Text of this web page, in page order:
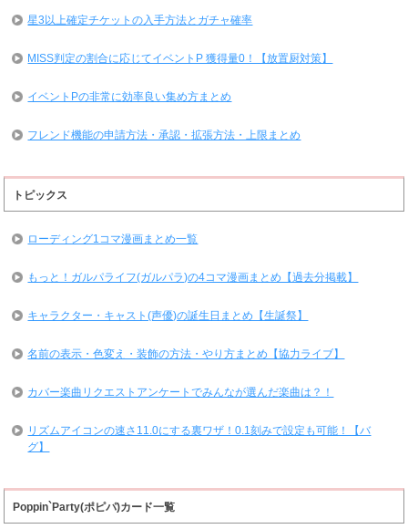
星3以上確定チケットの入手方法とガチャ確率
MISS判定の割合に応じてイベントP 獲得量0！【放置厨対策】
イベントPの非常に効率良い集め方まとめ
フレンド機能の申請方法・承認・拡張方法・上限まとめ
トピックス
ローディング1コマ漫画まとめ一覧
もっと！ガルパライフ(ガルパラ)の4コマ漫画まとめ【過去分掲載】
キャラクター・キャスト(声優)の誕生日まとめ【生誕祭】
名前の表示・色変え・装飾の方法・やり方まとめ【協力ライブ】
カバー楽曲リクエストアンケートでみんなが選んだ楽曲は？！
リズムアイコンの速さ11.0にする裏ワザ！0.1刻みで設定も可能！【バ
グ】
Poppin`Party(ポピパ)カード一覧